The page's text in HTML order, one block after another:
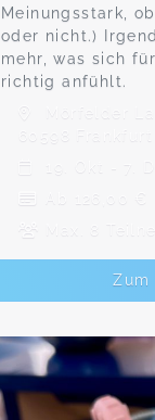
Meinungsstark,
oder nicht.)
mehr, was sich
richtig anfühlt.
Mörfelder
60598 Frankfurt
19. Okt - 7.
Ab 126,00 €
Max. 8
Zum